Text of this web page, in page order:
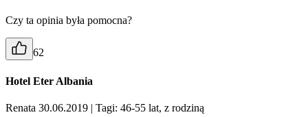
Czy ta opinia była pomocna?
62
Hotel Eter Albania
Renata 30.06.2019 | Tagi: 46-55 lat, z rodziną